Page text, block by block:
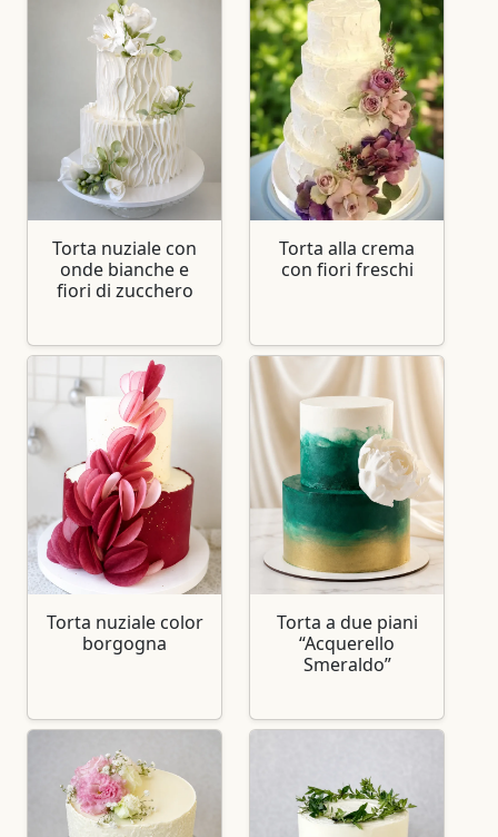
Torta nuziale con
onde bianche e
fiori di zucchero
Torta alla crema
con fiori freschi
Torta nuziale color
borgogna
Torta a due piani
“Acquerello
Smeraldo”